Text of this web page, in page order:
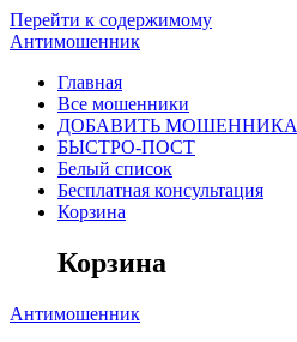
Перейти к содержимому
Антимошенник
Главная
Все мошенники
ДОБАВИТЬ МОШЕННИКА
БЫСТРО-ПОСТ
Белый список
Бесплатная консультация
Корзина
Корзина
Антимошенник